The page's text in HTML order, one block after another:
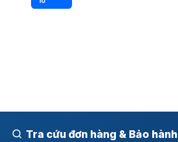
Tra cứu đơn hàng & Bảo hành